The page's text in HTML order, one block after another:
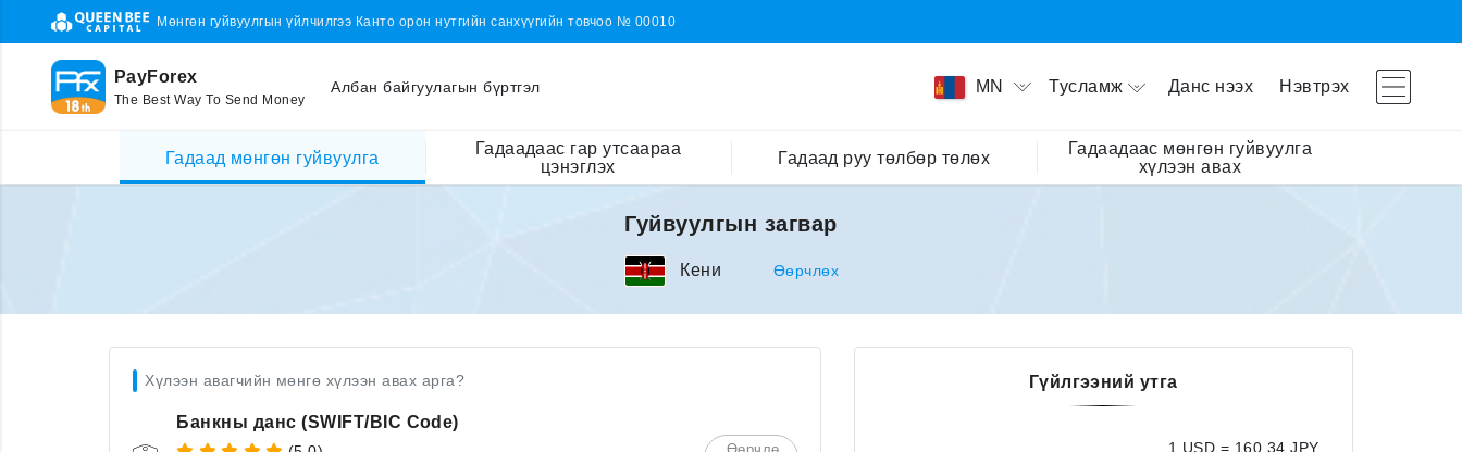
Мөнгөн гуйвуулгын үйлчилгээ Канто орон нутгийн санхүүгийн товчоо № 00010
PayForex
The Best Way To Send Money
Албан байгуулагын бүртгэл MN Тусламж Данс нээх Нэвтрэх
Гадаад мөнгөн гуйвуулга
Гадаадаас гар утсаараа
цэнэглэх
Гадаад руу төлбөр төлөх
Гадаадаас мөнгөн гуйвуулга
хүлээн авах
Гуйвуулгын загвар
Кени Өөрчлөх
Хүлээн авагчийн мөнгө хүлээн авах арга?
Банкны данс (SWIFT/BIC Code)
Өөрчлө
Гүйлгээний утга
1 USD = 160.34 JPY